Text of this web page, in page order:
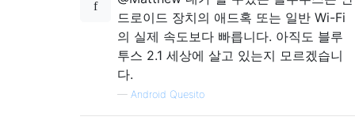
드로이드 장치의 애드혹 또는 일반 Wi-Fi
의 실제 속도보다 빠릅니다. 아직도 블루
투스 2.1 세상에 살고 있는지 모르겠습니
다.
— Android Quesito